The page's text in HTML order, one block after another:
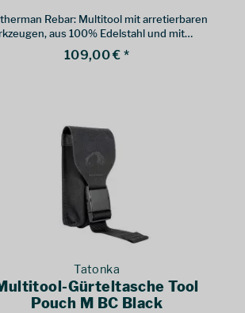
Rebar: Multitool mit arretierbaren
aus 100% Edelstahl und mit
Drahtschneidern.
109,00 € *
Tatonka
Gürteltasche Tool
Pouch M BC Black